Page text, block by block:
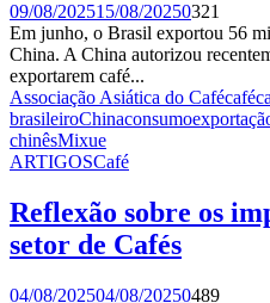
09/08/202515/08/20250321
Em junho, o Brasil exportou 56
China. A China autorizou
exportarem café...
Associação Asiática do Cafécafé
brasileiroChinaconsumo
chinêsMixue
ARTIGOSCafé
Reflexão sobre os
setor de Cafés
04/08/202504/08/20250489